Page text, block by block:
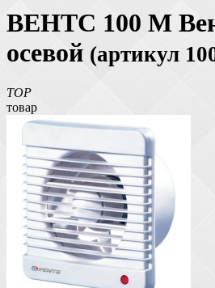
ВЕНТС 100 М
осевой (артикул
TOP
товар